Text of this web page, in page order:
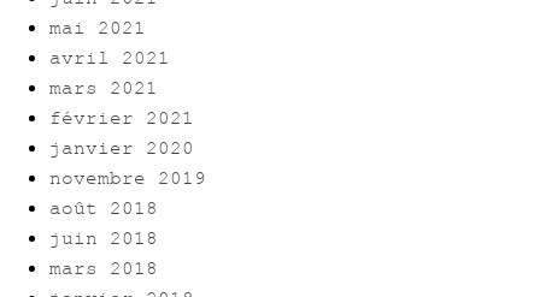
mai 2021
avril 2021
mars 2021
février 2021
janvier 2020
novembre 2019
août 2018
juin 2018
mars 2018